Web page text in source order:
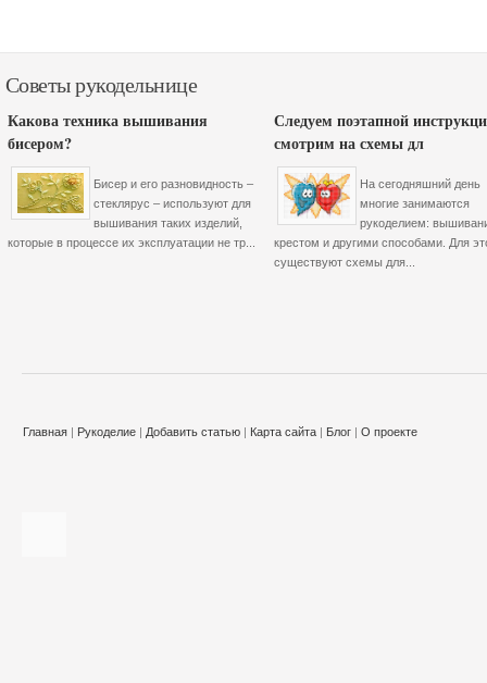
Советы рукодельнице
Какова техника вышивания
бисером?
Бисер и его разновидность –
стеклярус – используют для
вышивания таких изделий,
которые в процессе их эксплуатации не тр...
Следуем поэтапной
смотрим на схемы дл
На сегодняшний день
многие занимаются
рукоделием:
крестом и другими способами. Для
существуют схемы для...
Главная | Рукоделие | Добавить статью | Карта сайта | Блог | О проекте